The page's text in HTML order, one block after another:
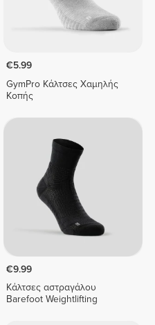
€5.99
GymPro Κάλτσες Χαμηλής
Κοπής
€9.99
Κάλτσες αστραγάλου
Barefoot Weightlifting